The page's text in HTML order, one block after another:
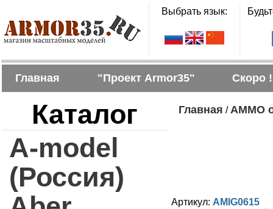
Выбрать язык:
Главная "Проект Armor35" Скоро !
Каталог
A-model
(Россия)
Главная /AMMO
Артикул: AMIG0615